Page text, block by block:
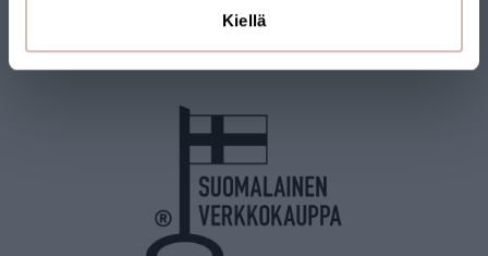
Kiellä
tuotteet Suomesta. Myös monilla tuotteillamme on
Avainlippu-merkki.